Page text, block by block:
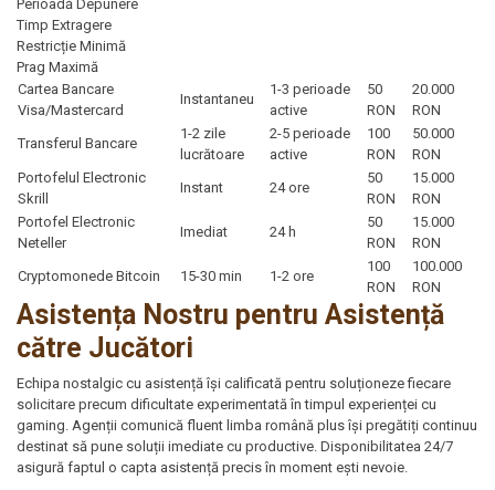
Perioadă Depunere
Timp Extragere
Restricție Minimă
Prag Maximă
Cartea Bancare
Visa/Mastercard
Instantaneu
1-3 perioade
active
50
RON
20.000
RON
Transferul Bancare
1-2 zile
lucrătoare
2-5 perioade
active
100
RON
50.000
RON
Portofelul Electronic
Skrill
Instant 24 ore
50
RON
15.000
RON
Portofel Electronic
Neteller
Imediat 24 h
50
RON
15.000
RON
Cryptomonede Bitcoin
15-30 min 1-2 ore
100
RON
100.000
RON
Asistența Nostru pentru Asistență
către Jucători
Echipa nostalgic cu asistență își calificată pentru soluționeze fiecare
solicitare precum dificultate experimentată în timpul experienței cu
gaming. Agenții comunică fluent limba română plus își pregătiți continuu
destinat să pune soluții imediate cu productive. Disponibilitatea 24/7
asigură faptul o capta asistență precis în moment ești nevoie.